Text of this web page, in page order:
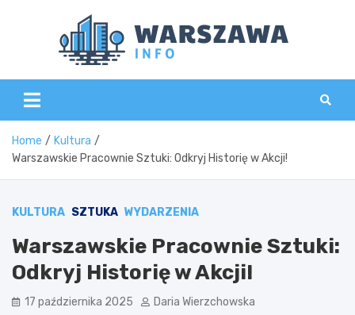
Home
Kultura
Warszawskie Pracownie Sztuki: Odkryj Historię w Akcji!
KULTURA SZTUKA WYDARZENIA
Warszawskie Pracownie Sztuki:
Odkryj Historię w Akcji!
17 października 2025 Daria Wierzchowska